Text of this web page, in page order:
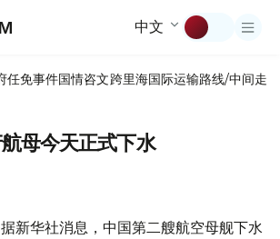
中文
任免事件国情咨文跨里海国际运输路线/中间走廊
母今天正式下水
新华社消息，中国第二艘航空母舰下水